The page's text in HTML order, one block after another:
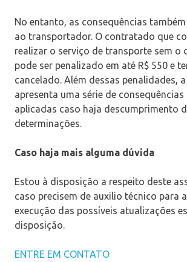
No entanto, as consequências
ao transportador. O contratado que
realizar o serviço de transporte sem o
pode ser penalizado em até R$ 550 e
cancelado. Além dessas penalidades,
apresenta uma série de
aplicadas caso haja descumprimento
determinações.
Caso haja mais alguma dúvida
Estou à disposição a respeito deste
caso precisem de auxilio técnico para
execução das possíveis atualizações
disposição.
ENTRE EM CONTATO